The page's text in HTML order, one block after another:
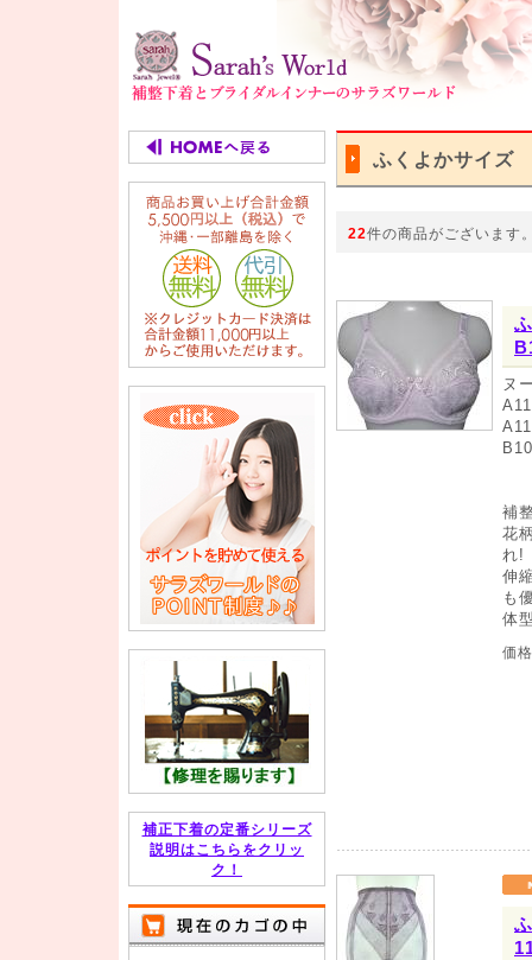
補正下着の定番シリーズ
説明はこちらをクリッ
ク！
ふくよかサイズ
22件の商品がございます
ヌ
補
花
れ!
伸
も
体
価格